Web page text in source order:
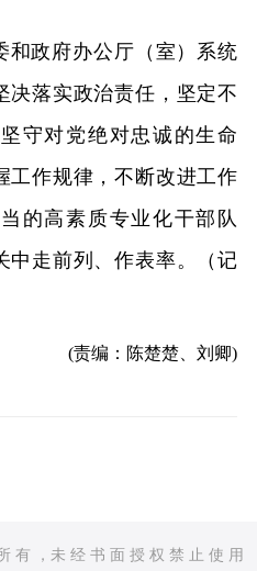
和政府办公厅（室）系统
决落实政治责任，坚定不
守对党绝对忠诚的生命
工作规律，不断改进工作
的高素质专业化干部队
中走前列、作表率。（记
(责编：陈楚楚、刘卿)
有 ，未 经 书 面 授 权 禁 止 使 用